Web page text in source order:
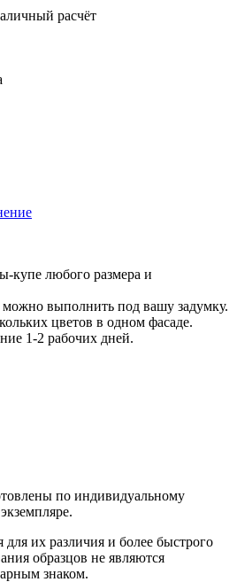
расчёт
купе любого размера и
можно выполнить под вашу задумку.
цветов в одном фасаде.
1-2 рабочих дней.
по индивидуальному
их различия и более быстрого
образцов не являются
знаком.